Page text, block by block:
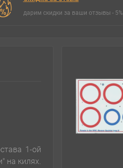
дарим скидки за ваши отзывы - 5%
1-ой
на килях.